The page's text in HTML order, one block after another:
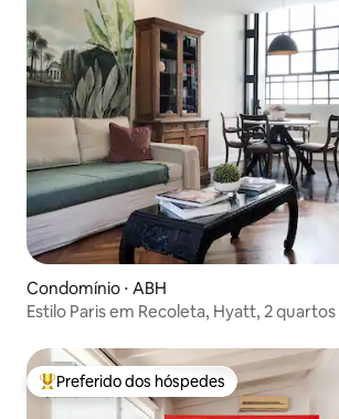
Condomínio ⋅ ABH
Estilo Paris em Recoleta, Hyatt, 2 quartos
Entre os melhores preferidos dos hóspedes
Preferido dos hóspedes